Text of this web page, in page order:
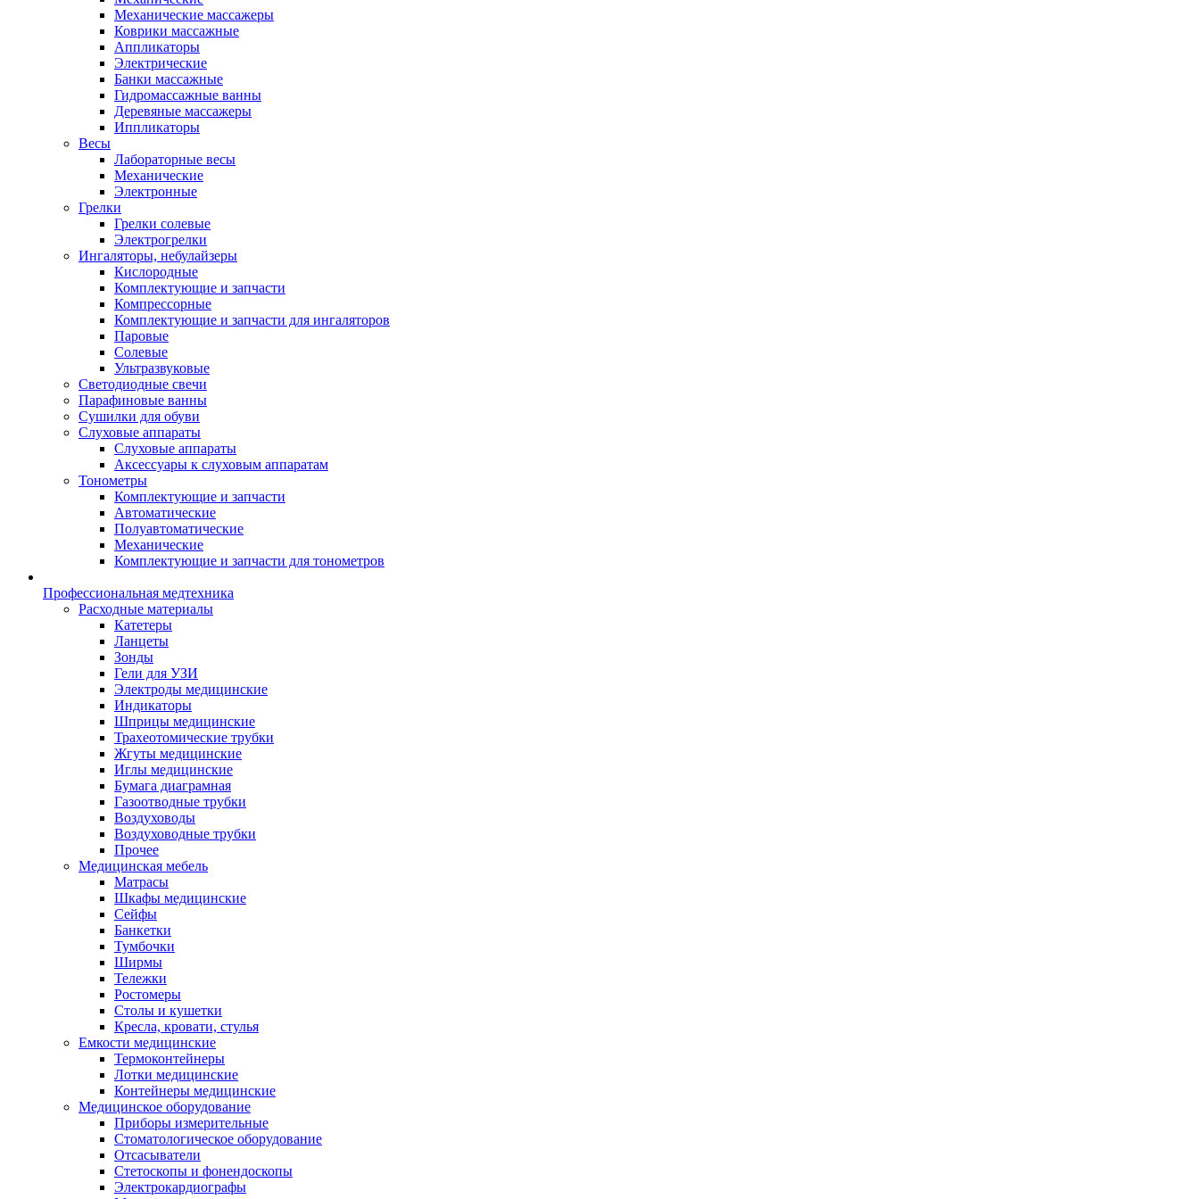
Механические массажеры
Коврики массажные
Аппликаторы
Электрические
Банки массажные
Гидромассажные ванны
Деревяные массажеры
Иппликаторы
Весы
Лабораторные весы
Механические
Электронные
Грелки
Грелки солевые
Электрогрелки
Ингаляторы, небулайзеры
Кислородные
Комплектующие и запчасти
Компрессорные
Комплектующие и запчасти для ингаляторов
Паровые
Солевые
Ультразвуковые
Светодиодные свечи
Парафиновые ванны
Сушилки для обуви
Слуховые аппараты
Слуховые аппараты
Аксессуары к слуховым аппаратам
Тонометры
Комплектующие и запчасти
Автоматические
Полуавтоматические
Механические
Комплектующие и запчасти для тонометров
Профессиональная медтехника
Расходные материалы
Катетеры
Ланцеты
Зонды
Гели для УЗИ
Электроды медицинские
Индикаторы
Шприцы медицинские
Трахеотомические трубки
Жгуты медицинские
Иглы медицинские
Бумага диаграмная
Газоотводные трубки
Воздуховоды
Воздуховодные трубки
Прочее
Медицинская мебель
Матрасы
Шкафы медицинские
Сейфы
Банкетки
Тумбочки
Ширмы
Тележки
Ростомеры
Столы и кушетки
Кресла, кровати, стулья
Емкости медицинские
Термоконтейнеры
Лотки медицинские
Контейнеры медицинские
Медицинское оборудование
Приборы измерительные
Стоматологическое оборудование
Отсасыватели
Стетоскопы и фонендоскопы
Электрокардиографы